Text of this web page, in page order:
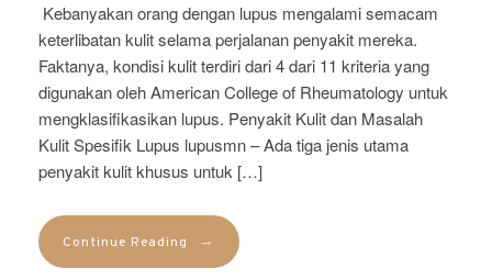
Kebanyakan orang dengan lupus mengalami semacam
keterlibatan kulit selama perjalanan penyakit mereka.
Faktanya, kondisi kulit terdiri dari 4 dari 11 kriteria yang
digunakan oleh American College of Rheumatology untuk
mengklasifikasikan lupus. Penyakit Kulit dan Masalah
Kulit Spesifik Lupus lupusmn – Ada tiga jenis utama
penyakit kulit khusus untuk […]
Continue Reading →